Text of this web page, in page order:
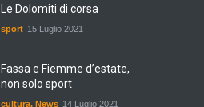
sport 15 Luglio 2021
non solo sport
cultura,News 14 Luglio 2021